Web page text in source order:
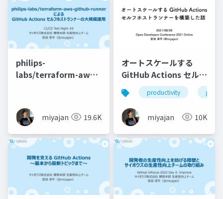
philips-
labs/terraform-aws-
ルフホストランナーの
大規模運用miyajan 19.6K
オートスケールする
GitHub Actions セルフ
ホストランナーを構築
した話
productivity github
miyajan 10K